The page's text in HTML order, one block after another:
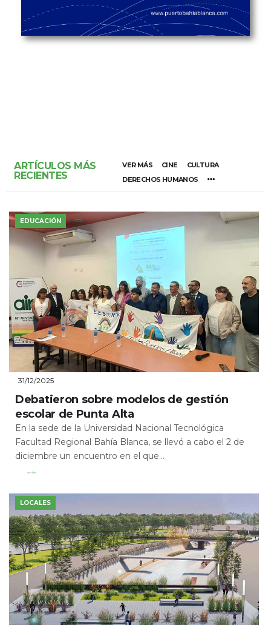
ARTÍCULOS MÁS
RECIENTES
VER MÁS CINE
CULTURA
DERECHOS HUMANOS
EDUCACIÓN
31/12/2025
Debatieron sobre modelos de gestión
escolar de Punta Alta
En la sede de la Universidad Nacional Tecnológica
Facultad Regional Bahía Blanca, se llevó a cabo el 2 de
diciembre un encuentro en el que...
Leer Más
LOCALES